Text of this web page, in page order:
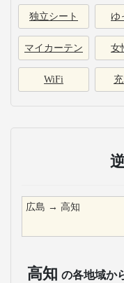
独立シート ゆ
マイカーテン 女
WiFi
広島 → 高知
高知 の各地域か